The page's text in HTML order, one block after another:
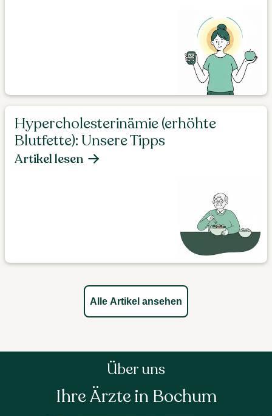
Hypercholesterinämie (erhöhte
Blutfette): Unsere Tipps
Artikel lesen
Alle Artikel ansehen
Über uns
Ihre Ärzte in Bochum